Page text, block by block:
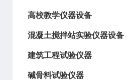
高校教学仪器设备
混凝土搅拌站实验仪器设备
建筑工程试验仪器
碱骨料试验仪器